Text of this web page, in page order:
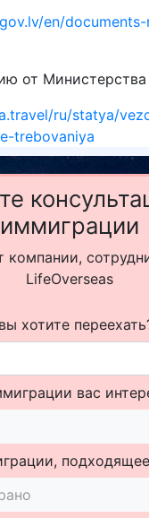
en/
от
ru/statya/
trebovaniya
иммиграции
компании,
LifeOverseas
хотите
вас